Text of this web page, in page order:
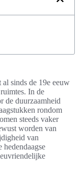
sinds de 19e eeuw
In de
de duurzaamheid
rondom
steeds vaker
worden van
van